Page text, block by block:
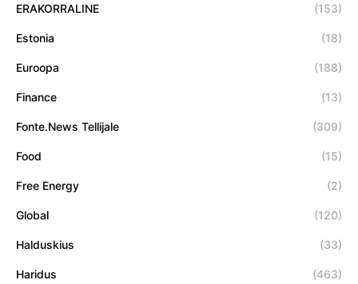
ERAKORRALINE (153)
Estonia (18)
Euroopa (188)
Finance (13)
Fonte.News Tellijale (309)
Food (15)
Free Energy (2)
Global (120)
Halduskius (33)
Haridus (463)